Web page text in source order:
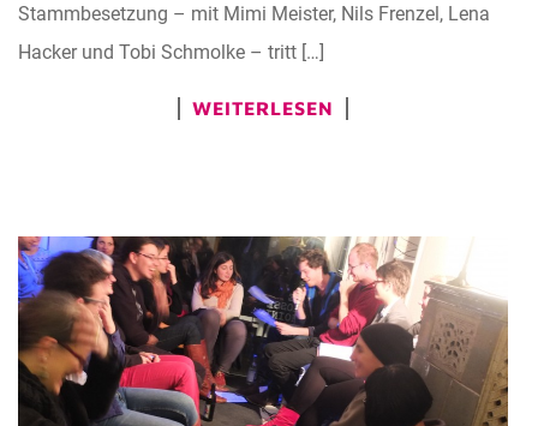
Stammbesetzung – mit Mimi Meister, Nils Frenzel, Lena
Hacker und Tobi Schmolke – tritt […]
WEITERLESEN